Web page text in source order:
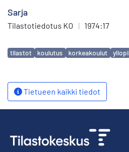
Sarja
Tilastotiedotus KO | 1974:17
Avainsanat
tilastot koulutus korkeakoulut
Tietueen kaikki tiedot